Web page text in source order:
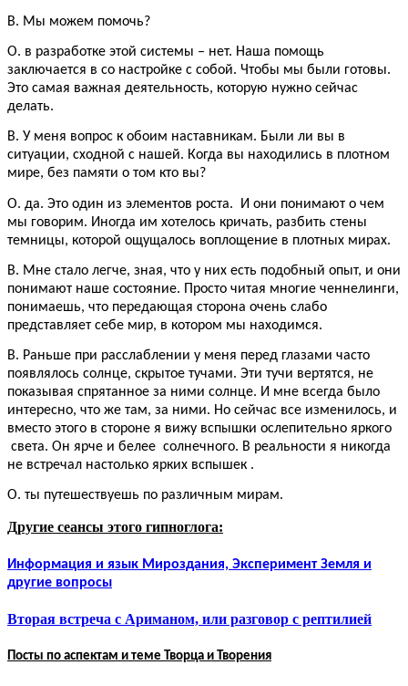
В. Мы можем помочь?
О. в разработке этой системы – нет. Наша помощь
заключается в со настройке с собой. Чтобы мы были готовы.
Это самая важная деятельность, которую нужно сейчас
делать.
В. У меня вопрос к обоим наставникам. Были ли вы в
ситуации, сходной с нашей. Когда вы находились в плотном
мире, без памяти о том кто вы?
О. да. Это один из элементов роста. И они понимают о чем
мы говорим. Иногда им хотелось кричать, разбить стены
темницы, которой ощущалось воплощение в плотных мирах.
В. Мне стало легче, зная, что у них есть подобный опыт, и они
понимают наше состояние. Просто читая многие ченнелинги,
понимаешь, что передающая сторона очень слабо
представляет себе мир, в котором мы находимся.
В. Раньше при расслаблении у меня перед глазами часто
появлялось солнце, скрытое тучами. Эти тучи вертятся, не
показывая спрятанное за ними солнце. И мне всегда было
интересно, что же там, за ними. Но сейчас все изменилось, и
вместо этого в стороне я вижу вспышки ослепительно яркого
света. Он ярче и белее солнечного. В реальности я никогда
не встречал настолько ярких вспышек .
О. ты путешествуешь по различным мирам.
Другие сеансы этого гипноглога:
Информация и язык Мироздания, Эксперимент Земля и
другие вопросы
Вторая встреча с Ариманом, или разговор с рептилией
Посты по аспектам и теме Творца и Творения